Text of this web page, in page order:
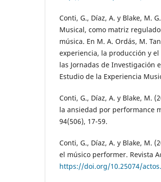
Conti, G., Díaz, A. y Blake, M.
Musical, como matriz
música. En M. A. Ordás, M.
experiencia, la producción y
las Jornadas de Investigación
Estudio de la Experiencia
Conti, G., Díaz, A. y Blake, M.
la ansiedad por performance
94(506), 17-59.
Conti, G., Díaz, A. y Blake, M.
el músico performer. Revista
https://doi.org/10.25074/